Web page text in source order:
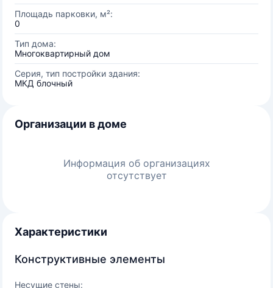
Площадь парковки, м²:
0
Тип дома:
Многоквартирный дом
Серия, тип постройки здания:
МКД блочный
Организации в доме
Информация об организациях
отсутствует
Характеристики
Конструктивные элементы
Несущие стены: